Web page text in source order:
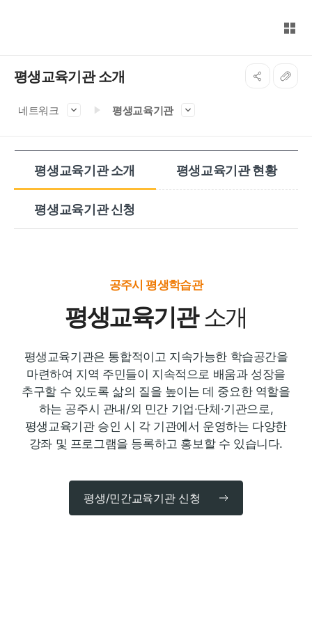
전체
평생교육기관 소개
네트워크 평생교육기관
평생교육기관 소개 평생교육기관 현황
평생교육기관 신청
공주시 평생학습관
평생교육기관소개
평생교육기관은 통합적이고 지속가능한 학습공간을
마련하여 지역 주민들이 지속적으로 배움과 성장을 추구할
수 있도록 삶의 질을 높이는 데 중요한 역할을 하는 공주시
관내/외 민간 기업·단체·기관으로, 평생교육기관 승인 시 각
기관에서 운영하는 다양한 강좌 및 프로그램을 등록하고
홍보할 수 있습니다.
평생/민간교육기관 신청